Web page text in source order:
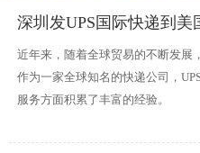
深圳发UPS国际快递到美
近年来，随着全球贸易的不断发展
作为一家全球知名的快递公司，
服务方面积累了丰富的经验。